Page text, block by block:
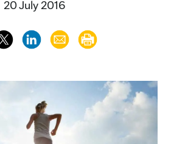
20 July 2016